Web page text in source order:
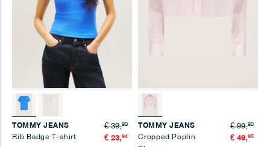
TOMMY JEANS
Rib Badge T-shirt
€ 39,90
€ 23,94
TOMMY JEANS
Cropped Poplin
€ 99,90
€ 49,95